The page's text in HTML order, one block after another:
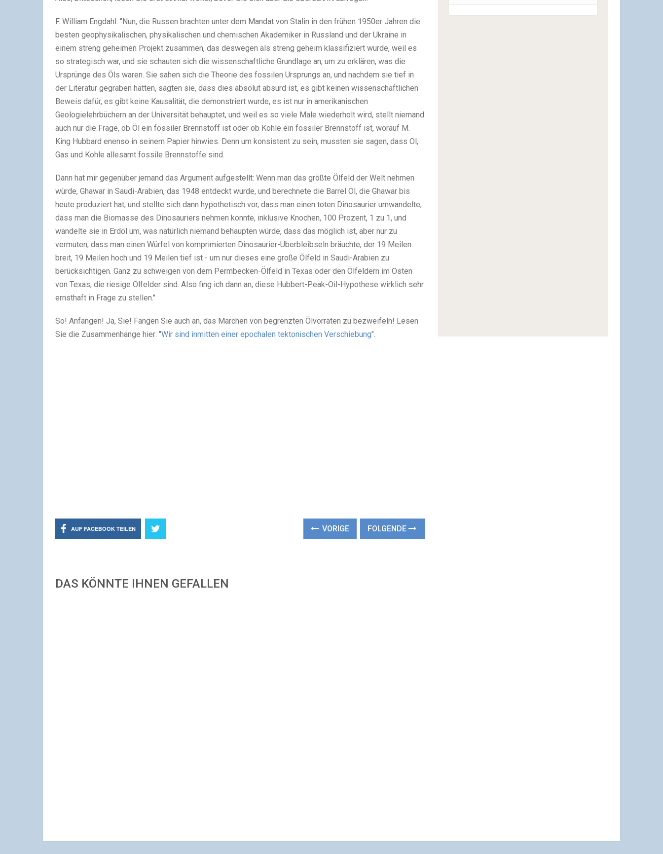
F. William Engdahl: "Nun, die Russen brachten unter dem Mandat von Stalin in den frühen 1950er Jahren die
besten geophysikalischen, physikalischen und chemischen Akademiker in Russland und der Ukraine in
einem streng geheimen Projekt zusammen, das deswegen als streng geheim klassifiziert wurde, weil es
so strategisch war, und sie schauten sich die wissenschaftliche Grundlage an, um zu erklären, was die
Ursprünge des Öls waren. Sie sahen sich die Theorie des fossilen Ursprungs an, und nachdem sie tief in
der Literatur gegraben hatten, sagten sie, dass dies absolut absurd ist, es gibt keinen wissenschaftlichen
Beweis dafür, es gibt keine Kausalität, die demonstriert wurde, es ist nur in amerikanischen
Geologielehrbüchern an der Universität behauptet, und weil es so viele Male wiederholt wird, stellt niemand
auch nur die Frage, ob Öl ein fossiler Brennstoff ist oder ob Kohle ein fossiler Brennstoff ist, worauf M.
King Hubbard enenso in seinem Papier hinwies. Denn um konsistent zu sein, mussten sie sagen, dass Öl,
Gas und Kohle allesamt fossile Brennstoffe sind.
Dann hat mir gegenüber jemand das Argument aufgestellt: Wenn man das größte Ölfeld der Welt nehmen
würde, Ghawar in Saudi-Arabien, das 1948 entdeckt wurde, und berechnete die Barrel Öl, die Ghawar bis
heute produziert hat, und stellte sich dann hypothetisch vor, dass man einen toten Dinosaurier umwandelte,
dass man die Biomasse des Dinosauriers nehmen könnte, inklusive Knochen, 100 Prozent, 1 zu 1, und
wandelte sie in Erdöl um, was natürlich niemand behaupten würde, dass das möglich ist, aber nur zu
vermuten, dass man einen Würfel von komprimierten Dinosaurier-Überbleibseln bräuchte, der 19 Meilen
breit, 19 Meilen hoch und 19 Meilen tief ist - um nur dieses eine große Ölfeld in Saudi-Arabien zu
berücksichtigen. Ganz zu schweigen von dem Permbecken-Ölfeld in Texas oder den Ölfeldern im Osten
von Texas, die riesige Ölfelder sind. Also fing ich dann an, diese Hubbert-Peak-Oil-Hypothese wirklich sehr
ernsthaft in Frage zu stellen."
So! Anfangen! Ja, Sie! Fangen Sie auch an, das Märchen von begrenzten Ölvorräten zu bezweifeln! Lesen
Sie die Zusammenhänge hier: "Wir sind inmitten einer epochalen tektonischen Verschiebung".
AUF FACEBOOK TEILEN VORIGE FOLGENDE
DAS KÖNNTE IHNEN GEFALLEN